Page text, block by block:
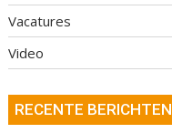
Vacatures
Video
RECENTE BERICHTEN